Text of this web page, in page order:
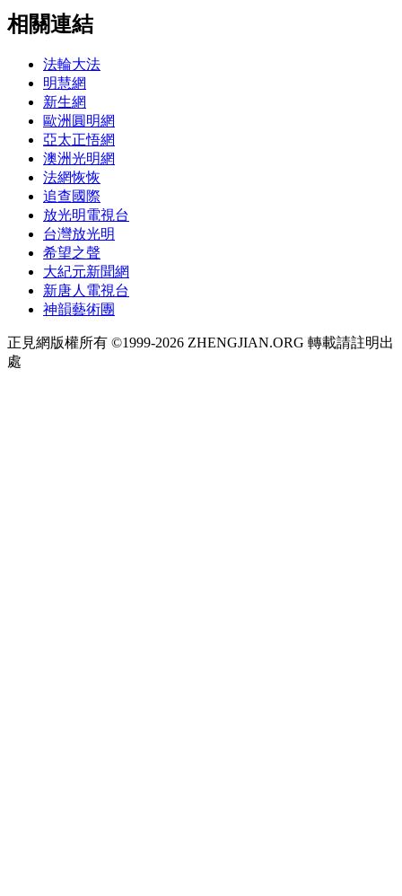
相關連結
法輪大法
明慧網
新生網
歐洲圓明網
亞太正悟網
澳洲光明網
法網恢恢
追查國際
放光明電視台
台灣放光明
希望之聲
大紀元新聞網
新唐人電視台
神韻藝術團
正見網版權所有 ©1999-2026 ZHENGJIAN.ORG 轉載請註明出
處